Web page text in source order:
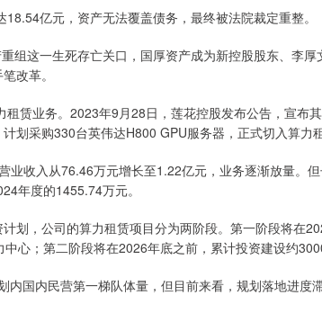
亿元，资产无法覆盖债务，最终被法院裁定重整。
组这一生死存亡关口，国厚资产成为新控股股东、李
改革。
赁业务。2023年9月28日，莲花控股发布公告，宣布
划采购330台英伟达H800 GPU服务器，正式切入算力
业收入从76.46万元增长至1.22亿元，业务逐渐放量。
年度的1455.74万元。
划，公司的算力租赁项目分为两阶段。第一阶段将在
心；第二阶段将在2026年底之前，累计投资建设约
国内民营第一梯队体量，但目前来看，规划落地进度滞